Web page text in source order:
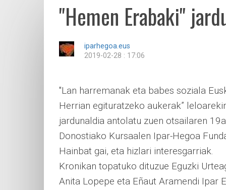
"Hemen Erabaki"
iparhegoa.eus
2019-02-28 : 17:06
"Lan harremanak eta babes soziala
Herrian egituratzeko aukerak”
jardunaldia antolatu zuen otsailaren
Donostiako Kursaalen Ipar-Hegoa
Hainbat gai, eta hizlari interesgarriak.
Kronikan topatuko dituzue Eguzki
Anita Lopepe eta Eñaut Aramendi Ipar